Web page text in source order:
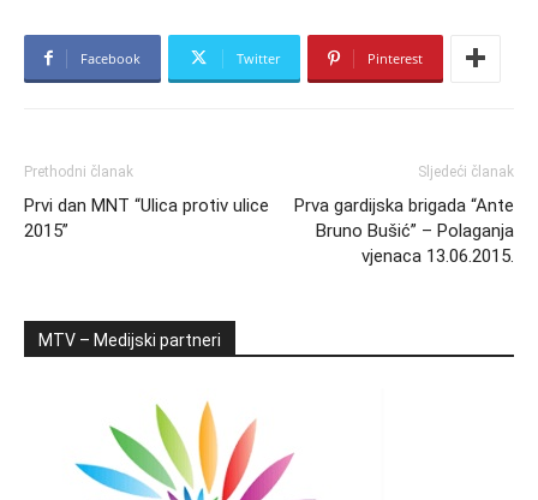
Facebook Twitter Pinterest
Prethodni članak
Prvi dan MNT “Ulica protiv ulice
2015”
Sljedeći članak
Prva gardijska brigada “Ante
Bruno Bušić” – Polaganja
vjenaca 13.06.2015.
MTV – Medijski partneri